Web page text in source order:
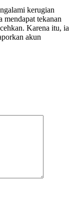
kerugian
mendapat tekanan
Karena itu, ia
akun